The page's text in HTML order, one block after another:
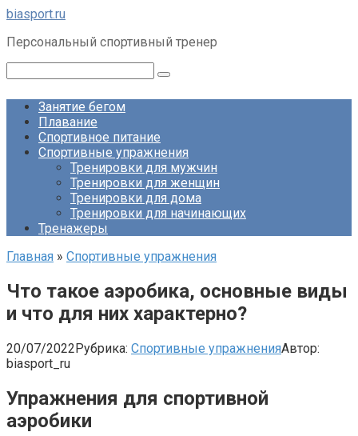
Перейти
контенту
biasport.ru
Персональный спортивный тренер
Занятие бегом
Плавание
Спортивное питание
Спортивные упражнения
Тренировки для мужчин
Тренировки для женщин
Тренировки для дома
Тренировки для начинающих
Тренажеры
Главная » Спортивные упражнения
Что такое аэробика, основные виды
и что для них характерно?
20/07/2022Рубрика: Спортивные упражненияАвтор:
biasport_ru
Упражнения для спортивной
аэробики